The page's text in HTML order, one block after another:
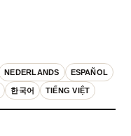
NEDERLANDS ESPAÑOL
한국어 TIẾNG VIỆT